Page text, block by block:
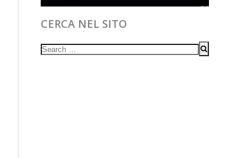
CERCA NEL SITO
Search